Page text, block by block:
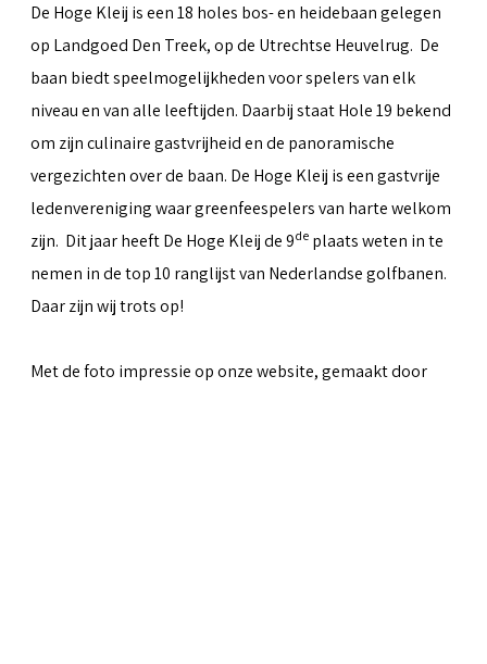
De Hoge Kleij is een 18 holes bos- en heidebaan gelegen
op Landgoed Den Treek, op de Utrechtse Heuvelrug. De
baan biedt speelmogelijkheden voor spelers van elk
niveau en van alle leeftijden. Daarbij staat Hole 19 bekend
om zijn culinaire gastvrijheid en de panoramische
vergezichten over de baan. De Hoge Kleij is een gastvrije
ledenvereniging waar greenfeespelers van harte welkom
zijn. Dit jaar heeft De Hoge Kleij de 9de plaats weten in te
nemen in de top 10 ranglijst van Nederlandse golfbanen.
Daar zijn wij trots op!
Met de foto impressie op onze website, gemaakt door